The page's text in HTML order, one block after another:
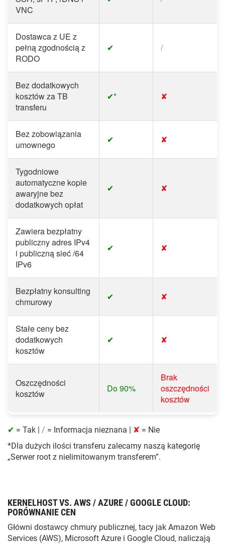
VNC
Dostawca z UE z
pełną zgodnością z
RODO
✔ /
Bez dodatkowych
kosztów za TB
transferu
✔* ✘
Bez zobowiązania
umownego
✔ ✘
Tygodniowe
automatyczne kopie
awaryjne bez
dodatkowych opłat
✔ ✘
Zawiera bezpłatny
publiczny adres IPv4
i publiczną sieć /64
IPv6
✔ ✘
Bezpłatny konsulting
chmurowy
✔ ✘
Stałe ceny bez
dodatkowych
kosztów
✔ ✘
Oszczędności
kosztów
Do 90%
Brak
oszczędności
kosztów
✔ = Tak | / = Informacja nieznana | ✘ = Nie
*Dla dużych ilości transferu zalecamy naszą kategorię
„Serwer root z nielimitowanym transferem”.
KERNELHOST VS. AWS / AZURE / GOOGLE CLOUD:
PORÓWNANIE CEN
Główni dostawcy chmury publicznej, tacy jak Amazon Web
Services (AWS), Microsoft Azure i Google Cloud, naliczają